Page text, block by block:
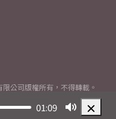
01:09
限公司版權所有，不得轉載。
Limited. All rights reserved.